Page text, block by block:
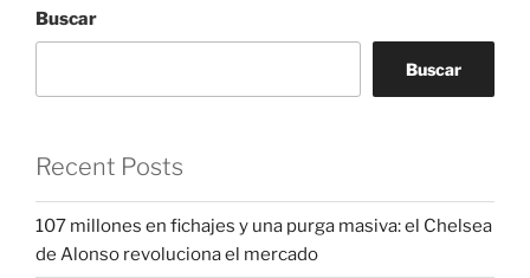
Buscar
Buscar
Recent Posts
107 millones en fichajes y una purga masiva: el Chelsea
de Alonso revoluciona el mercado